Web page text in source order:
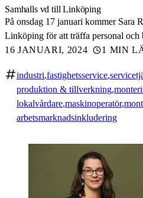
Samhalls vd till Linköping
På onsdag 17 januari kommer Sara
Linköping för att träffa personal och
16 JANUARI, 2024
1 MIN
industri fastighetsservice
produktion & tillverkning
lokalvårdare maskinoperatör
arbetsmarknadsinkludering